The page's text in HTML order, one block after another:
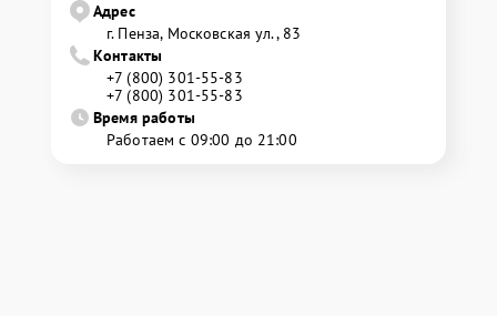
Адрес
г. Пенза, Московская ул., 83
Контакты
+7 (800) 301-55-83
+7 (800) 301-55-83
Время работы
Работаем с 09:00 до 21:00